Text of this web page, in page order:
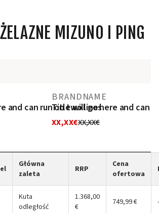
MIZUNO I PING
and can run on two lines
BRANDNAME
Title will go here and can
XX,XX€XX,XX€
Główna
zaleta
RRP
Cena
ofertowa
Kuta
odległość
1.368,00
€
749,99 €